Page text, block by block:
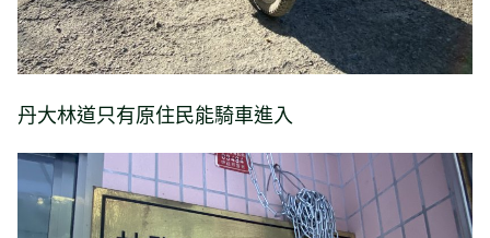
丹大林道只有原住民能騎車進入